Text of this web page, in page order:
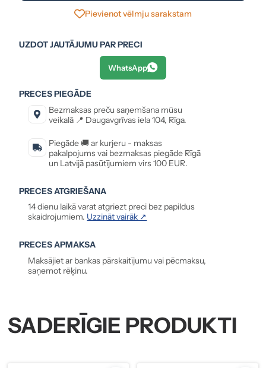
Pievienot vēlmju sarakstam
UZDOT JAUTĀJUMU PAR PRECI
WhatsApp
PRECES PIEGĀDE
Bezmaksas preču saņemšana mūsu
veikalā 📍 Daugavgrīvas iela 104, Rīga.
Piegāde 🚚 ar kurjeru - maksas
pakalpojums vai bezmaksas piegāde Rīgā
un Latvijā pasūtījumiem virs 100 EUR.
PRECES ATGRIEŠANA
14 dienu laikā varat atgriezt preci bez papildus
skaidrojumiem. Uzzināt vairāk ↗
PRECES APMAKSA
Maksājiet ar bankas pārskaitījumu vai pēcmaksu,
saņemot rēķinu.
SADERĪGIE PRODUKTI